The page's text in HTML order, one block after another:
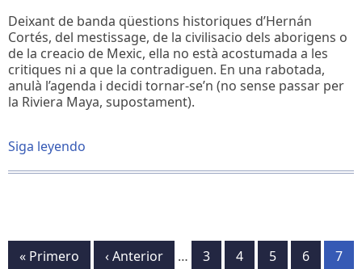
Deixant de banda qüestions historiques d’Hernán
Cortés, del mestissage, de la civilisacio dels aborigens o
de la creacio de Mexic, ella no està acostumada a les
critiques ni a que la contradiguen. En una rabotada,
anulà l’agenda i decidi tornar-se’n (no sense passar per
la Riviera Maya, supostament).
Siga leyendo
Paginación
Primera
« Primero
Página
‹ Anterior … Página
3 Página
4 Página
5 Página
6
7